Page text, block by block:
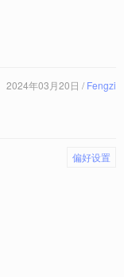
2024年03月20日 / Fengzi
偏好设置